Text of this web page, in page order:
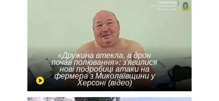
«Дружина втекла, а дрон
почав полювання»: з'явилися
нові подробиці атаки на
фермера з Миколаївщини у
Херсоні (відео)